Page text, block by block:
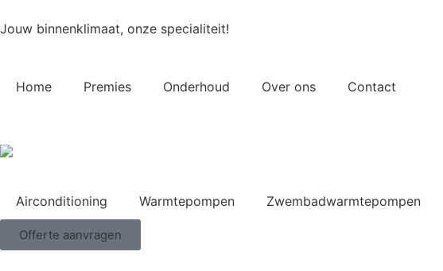
Jouw binnenklimaat, onze specialiteit!
Home Premies Onderhoud Over ons Contact
Airconditioning Warmtepompen Zwembadwarmtepompen
Offerte aanvragen